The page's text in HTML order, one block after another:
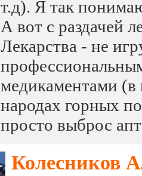
т.д). Я так
А вот с раздачей
Лекарства - не
медикаментами (в
народах горных
просто выброс
Колесников